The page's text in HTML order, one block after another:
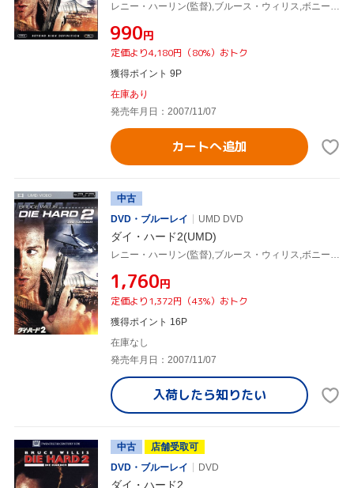
レニー・ハーリン(監督),ブルース・ウィリス,ボニー・ベデリア
¥990円
定価より4,180円（80%）おトク
獲得ポイント 9P
在庫あり
発売年月日：2007/11/07
カートへ追加
中古
DVD・ブルーレイ
UMD DVD
ダイ・ハード2(UMD)
レニー・ハーリン(監督),ブルース・ウィリス,ボニー・ベデリア
¥1,760円
定価より1,372円（43%）おトク
獲得ポイント 16P
在庫なし
発売年月日：2007/11/07
入荷したら知りたい
中古
店舗受取可
DVD・ブルーレイ
DVD
ダイ・ハード2